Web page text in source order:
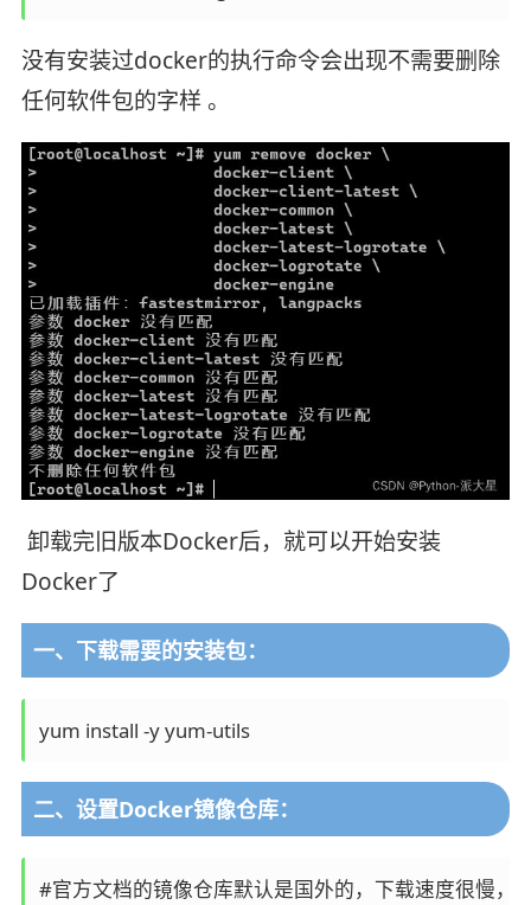
没有安装过docker的执行命令会出现不需要删除
任何软件包的字样 。
卸载完旧版本Docker后，就可以开始安装
Docker了
一、下载需要的安装包：
yum install -y yum-utils
二、设置Docker镜像仓库：
#官方文档的镜像仓库默认是国外的，下载速度很慢，